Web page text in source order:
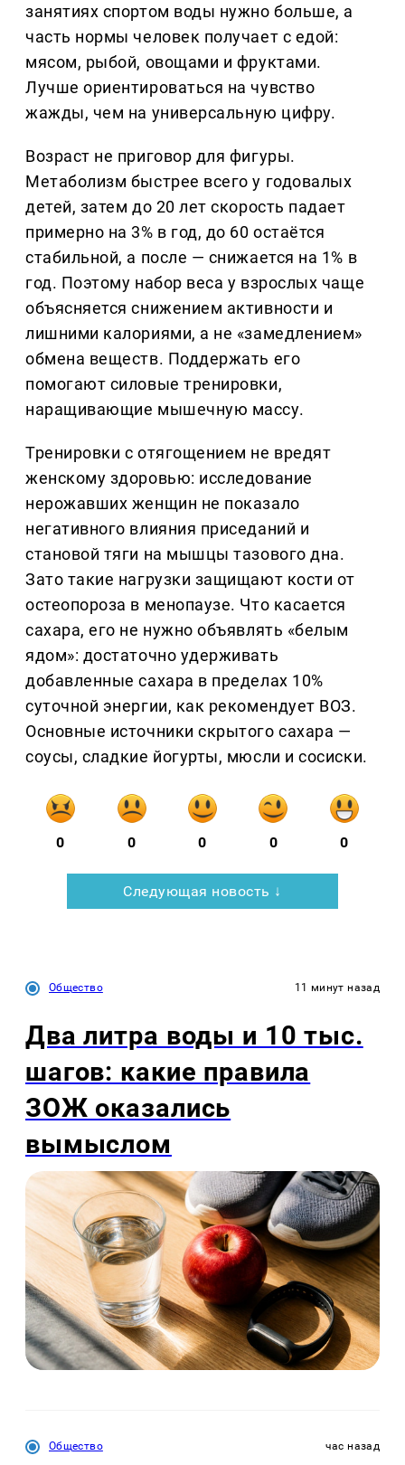
занятиях спортом воды нужно больше, а
часть нормы человек получает с едой:
мясом, рыбой, овощами и фруктами.
Лучше ориентироваться на чувство
жажды, чем на универсальную цифру.
Возраст не приговор для фигуры.
Метаболизм быстрее всего у годовалых
детей, затем до 20 лет скорость падает
примерно на 3% в год, до 60 остаётся
стабильной, а после — снижается на 1% в
год. Поэтому набор веса у взрослых чаще
объясняется снижением активности и
лишними калориями, а не «замедлением»
обмена веществ. Поддержать его
помогают силовые тренировки,
наращивающие мышечную массу.
Тренировки с отягощением не вредят
женскому здоровью: исследование
нерожавших женщин не показало
негативного влияния приседаний и
становой тяги на мышцы тазового дна.
Зато такие нагрузки защищают кости от
остеопороза в менопаузе. Что касается
сахара, его не нужно объявлять «белым
ядом»: достаточно удерживать
добавленные сахара в пределах 10%
суточной энергии, как рекомендует ВОЗ.
Основные источники скрытого сахара —
соусы, сладкие йогурты, мюсли и сосиски.
0 0 0 0 0
Следующая новость ↓
Общество 11 минут назад
Два литра воды и 10 тыс.
шагов: какие правила
ЗОЖ оказались
вымыслом
Общество час назад